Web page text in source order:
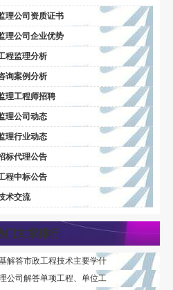
理公司资质证书
理公司企业优势
程监理分析
询案例分析
理工程师招聘
理公司动态
理行业动态
标代理公告
程中标公告
术交流
门文章排行
解答市政工程技术主要学什
公司解答单项工程、单位工